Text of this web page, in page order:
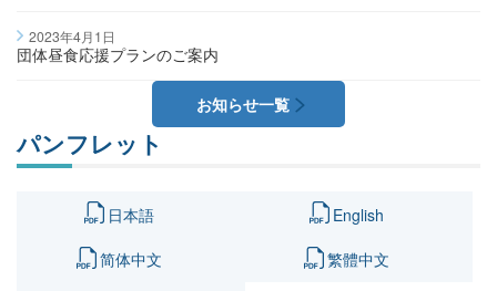
団体昼食応援プランのご案内
2023年4月1日
お知らせ一覧
パンフレット
日本語 English
简体中文 繁體中文